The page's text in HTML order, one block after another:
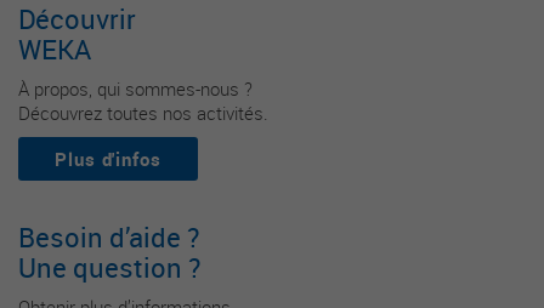
Découvrir
WEKA
À propos, qui sommes-nous ?
Découvrez toutes nos activités.
Plus d'infos
Besoin d’aide ?
Une question ?